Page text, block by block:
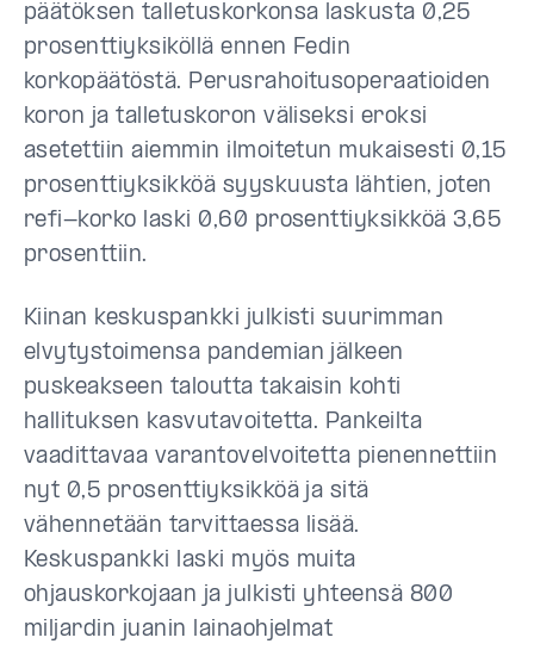
päätöksen talletuskorkonsa laskusta 0,25
prosenttiyksiköllä ennen Fedin
korkopäätöstä. Perusrahoitusoperaatioiden
koron ja talletuskoron väliseksi eroksi
asetettiin aiemmin ilmoitetun mukaisesti 0,15
prosenttiyksikköä syyskuusta lähtien, joten
refi-korko laski 0,60 prosenttiyksikköä 3,65
prosenttiin.
Kiinan keskuspankki julkisti suurimman
elvytystoimensa pandemian jälkeen
puskeakseen taloutta takaisin kohti
hallituksen kasvutavoitetta. Pankeilta
vaadittavaa varantovelvoitetta pienennettiin
nyt 0,5 prosenttiyksikköä ja sitä
vähennetään tarvittaessa lisää.
Keskuspankki laski myös muita
ohjauskorkojaan ja julkisti yhteensä 800
miljardin juanin lainaohjelmat